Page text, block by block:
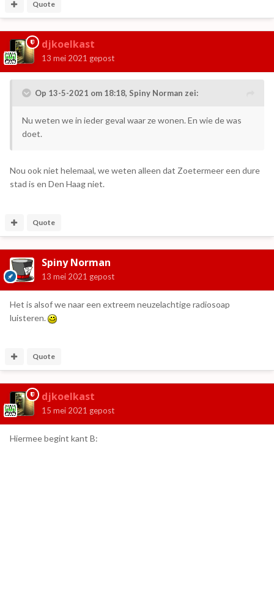
Quote
djkoelkast
13 mei 2021 gepost
Op 13-5-2021 om 18:18, Spiny Norman zei:
Nu weten we in ieder geval waar ze wonen. En wie de was
doet.
Nou ook niet helemaal, we weten alleen dat Zoetermeer een dure
stad is en Den Haag niet.
Quote
Spiny Norman
13 mei 2021 gepost
Het is alsof we naar een extreem neuzelachtige radiosoap
luisteren.
Quote
djkoelkast
15 mei 2021 gepost
Hiermee begint kant B: